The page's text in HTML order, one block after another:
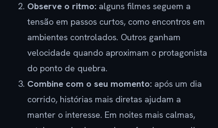
Observe o ritmo: alguns filmes seguem a
tensão em passos curtos, como encontros em
ambientes controlados. Outros ganham
velocidade quando aproximam o protagonista
do ponto de quebra.
Combine com o seu momento: após um dia
corrido, histórias mais diretas ajudam a
manter o interesse. Em noites mais calmas,